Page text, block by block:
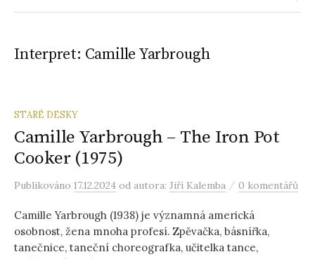
Interpret: Camille Yarbrough
STARÉ DESKY
Camille Yarbrough – The Iron Pot
Cooker (1975)
Publikováno 17.12.2024 od autora: Jiří Kalemba / 0 komentářů
Camille Yarbrough (1938) je významná americká
osobnost, žena mnoha profesí. Zpěvačka, básnířka,
tanečnice, taneční choreografka, učitelka tance,